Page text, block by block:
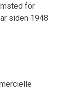
for
siden 1948